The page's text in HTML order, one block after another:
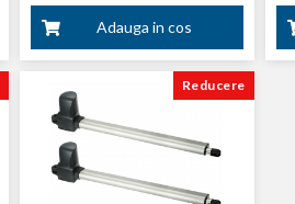
Adauga in cos
Reducere